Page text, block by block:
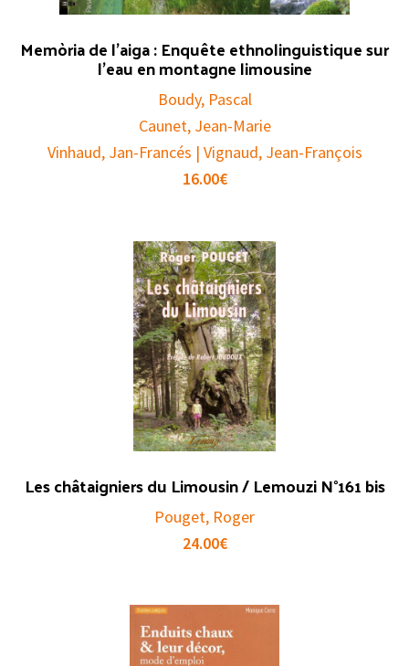
Memòria de l’aiga : Enquête ethnolinguistique sur
l’eau en montagne limousine
Boudy, Pascal
Caunet, Jean-Marie
Vinhaud, Jan-Francés | Vignaud, Jean-François
16.00€
Les châtaigniers du Limousin / Lemouzi N°161 bis
Pouget, Roger
24.00€